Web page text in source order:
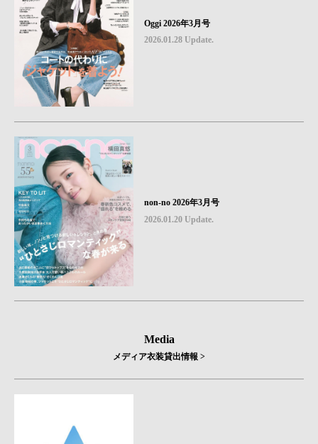
Oggi 2026年3月号
2026.01.28 Update.
non-no 2026年3月号
2026.01.20 Update.
Media
メディア衣装貸出情報 >